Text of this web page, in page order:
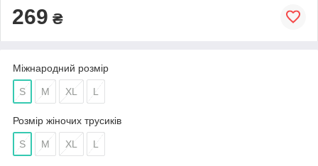
269 ₴
Міжнародний розмір
S M XL L
Розмір жіночих трусиків
S M XL L